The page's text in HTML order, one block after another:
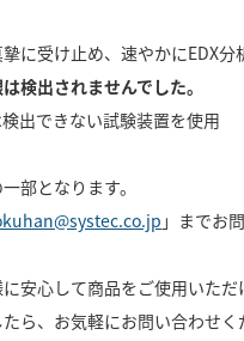
に受け止め、速やかにEDX
検出されませんでした。
出できない試験装置を使用
部となります。
」までお
安心して商品をご使用いた
ら、お気軽にお問い合わせく